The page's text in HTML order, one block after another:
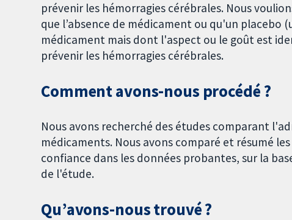
prévenir les hémorragies cérébrales. Nous
que l’absence de médicament ou qu'un
médicament mais dont l'aspect ou le goût est
prévenir les hémorragies cérébrales.
Comment avons-nous procédé ?
Nous avons recherché des études comparant
médicaments. Nous avons comparé et résumé
confiance dans les données probantes, sur la
de l'étude.
Qu’avons-nous trouvé ?